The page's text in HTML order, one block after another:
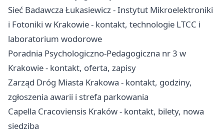
Sieć Badawcza Łukasiewicz - Instytut Mikroelektroniki
i Fotoniki w Krakowie - kontakt, technologie LTCC i
laboratorium wodorowe
Poradnia Psychologiczno-Pedagogiczna nr 3 w
Krakowie - kontakt, oferta, zapisy
Zarząd Dróg Miasta Krakowa - kontakt, godziny,
zgłoszenia awarii i strefa parkowania
Capella Cracoviensis Kraków - kontakt, bilety, nowa
siedziba